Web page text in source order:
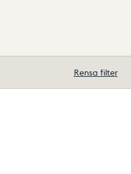
Rensa filter